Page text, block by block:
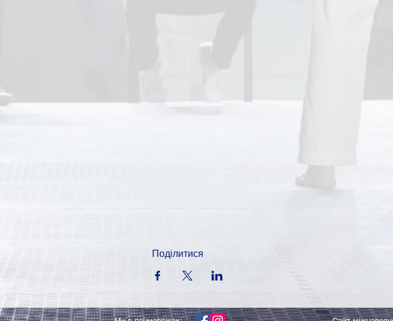
Поділитися